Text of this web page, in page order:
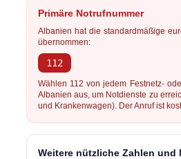
Primäre Notrufnummer
Albanien hat die standardmäßige
übernommen:
112
Wählen 112 von jedem Festnetz-
Albanien aus, um Notdienste zu
und Krankenwagen). Der Anruf ist
Weitere nützliche Zahlen und